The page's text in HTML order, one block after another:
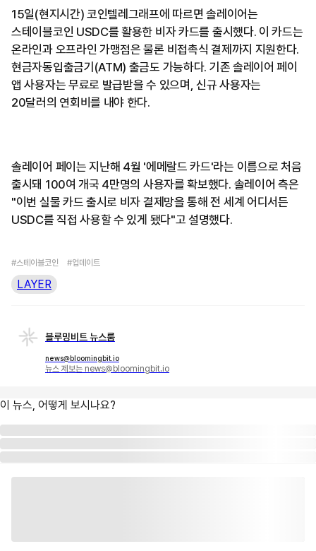
15일(현지시간) 코인텔레그래프에 따르면 솔레이어는
스테이블코인 USDC를 활용한 비자 카드를 출시했다. 이 카드는
온라인과 오프라인 가맹점은 물론 비접촉식 결제까지 지원한다.
현금자동입출금기(ATM) 출금도 가능하다. 기존 솔레이어 페이
앱 사용자는 무료로 발급받을 수 있으며, 신규 사용자는
20달러의 연회비를 내야 한다.
솔레이어 페이는 지난해 4월 '에메랄드 카드'라는 이름으로 처음
출시돼 100여 개국 4만명의 사용자를 확보했다. 솔레이어 측은
"이번 실물 카드 출시로 비자 결제망을 통해 전 세계 어디서든
USDC를 직접 사용할 수 있게 됐다"고 설명했다.
#스테이블코인 #업데이트
LAYER
블루밍비트 뉴스룸
news@bloomingbit.io
뉴스 제보는 news@bloomingbit.io
이 뉴스, 어떻게 보시나요?